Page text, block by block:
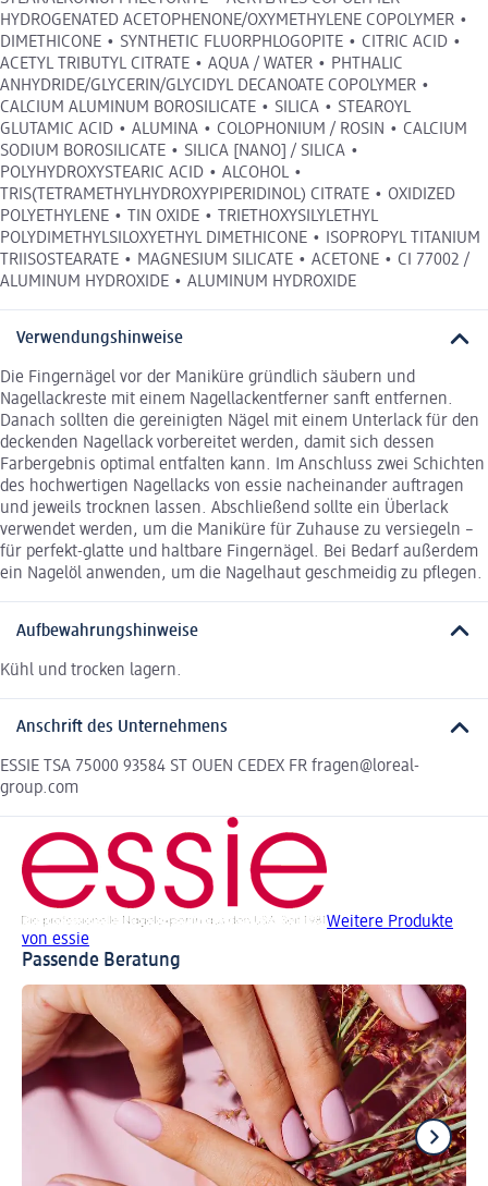
HYDROGENATED ACETOPHENONE/OXYMETHYLENE COPOLYMER •
DIMETHICONE • SYNTHETIC FLUORPHLOGOPITE • CITRIC ACID •
ACETYL TRIBUTYL CITRATE • AQUA / WATER • PHTHALIC
ANHYDRIDE/GLYCERIN/GLYCIDYL DECANOATE COPOLYMER •
CALCIUM ALUMINUM BOROSILICATE • SILICA • STEAROYL
GLUTAMIC ACID • ALUMINA • COLOPHONIUM / ROSIN • CALCIUM
SODIUM BOROSILICATE • SILICA [NANO] / SILICA •
POLYHYDROXYSTEARIC ACID • ALCOHOL •
TRIS(TETRAMETHYLHYDROXYPIPERIDINOL) CITRATE • OXIDIZED
POLYETHYLENE • TIN OXIDE • TRIETHOXYSILYLETHYL
POLYDIMETHYLSILOXYETHYL DIMETHICONE • ISOPROPYL TITANIUM
TRIISOSTEARATE • MAGNESIUM SILICATE • ACETONE • CI 77002 /
ALUMINUM HYDROXIDE • ALUMINUM HYDROXIDE
Verwendungshinweise
Die Fingernägel vor der Maniküre gründlich säubern und
Nagellackreste mit einem Nagellackentferner sanft entfernen.
Danach sollten die gereinigten Nägel mit einem Unterlack für den
deckenden Nagellack vorbereitet werden, damit sich dessen
Farbergebnis optimal entfalten kann. Im Anschluss zwei Schichten
des hochwertigen Nagellacks von essie nacheinander auftragen
und jeweils trocknen lassen. Abschließend sollte ein Überlack
verwendet werden, um die Maniküre für Zuhause zu versiegeln –
für perfekt-glatte und haltbare Fingernägel. Bei Bedarf außerdem
ein Nagelöl anwenden, um die Nagelhaut geschmeidig zu pflegen.
Aufbewahrungshinweise
Kühl und trocken lagern.
Anschrift des Unternehmens
ESSIE TSA 75000 93584 ST OUEN CEDEX FR fragen@loreal-
group.com
Weitere Produkte
von essie
Passende Beratung